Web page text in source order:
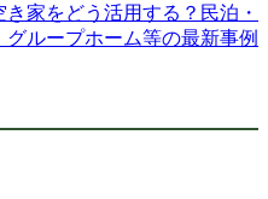
家をどう活用する？民泊・
グループホーム等の最新事例